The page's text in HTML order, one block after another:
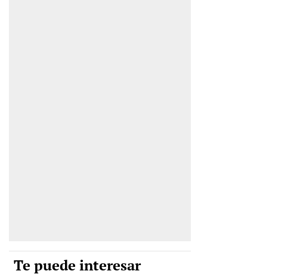
Te puede interesar